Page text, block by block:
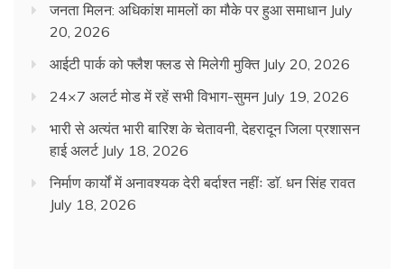
जनता मिलन: अधिकांश मामलों का मौके पर हुआ समाधान July
20, 2026
आईटी पार्क को फ्लैश फ्लड से मिलेगी मुक्ति July 20, 2026
24×7 अलर्ट मोड में रहें सभी विभाग-सुमन July 19, 2026
भारी से अत्यंत भारी बारिश के चेतावनी, देहरादून जिला प्रशासन
हाई अलर्ट July 18, 2026
निर्माण कार्यों में अनावश्यक देरी बर्दाश्त नहींः डाॅ. धन सिंह रावत
July 18, 2026